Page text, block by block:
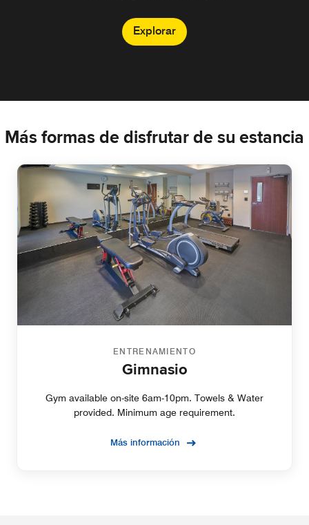
Explorar
Más formas de disfrutar de su estancia
ENTRENAMIENTO
Gimnasio
Gym available on-site 6am-10pm. Towels & Water
provided. Minimum age requirement.
Más información